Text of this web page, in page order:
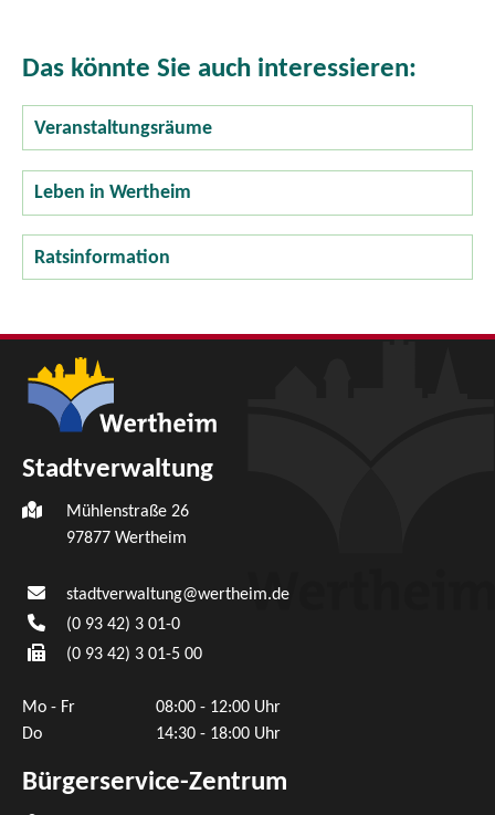
Das könnte Sie auch interessieren:
Veranstaltungsräume
Leben in Wertheim
Ratsinformation
Stadtverwaltung
Mühlenstraße 26
97877 Wertheim
stadtverwaltung@wertheim.de
(0 93 42) 3 01-0
(0 93 42) 3 01-5 00
Mo - Fr
08:00 - 12:00 Uhr
Do
14:30 - 18:00 Uhr
Bürgerservice-Zentrum